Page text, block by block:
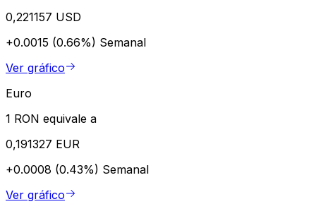
0,221157 USD
+0.0015 (0.66%) Semanal
Ver gráfico
Euro
1 RON equivale a
0,191327 EUR
+0.0008 (0.43%) Semanal
Ver gráfico